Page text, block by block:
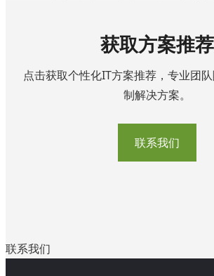
获取方案推荐
点击获取个性化IT方案推荐，专业团
制解决方案。
联系我们
联系我们